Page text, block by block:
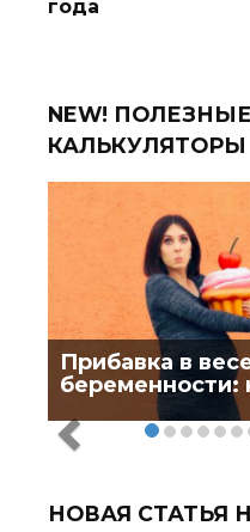
года
NEW! ПОЛЕЗНЫЕ
КАЛЬКУЛЯТОРЫ
Прибавка в
беременности:
НОВАЯ СТАТЬЯ